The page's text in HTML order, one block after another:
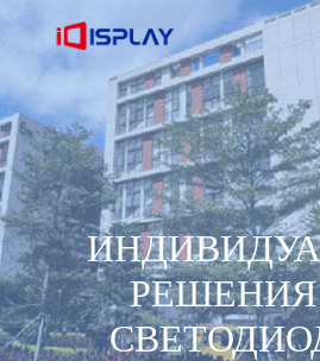
ИНДИВИДУАЛЬНЫЕ РЕШЕНИЯ
ДИСПЛЕЕВ
УЗНАТЬ БОЛЬШЕ